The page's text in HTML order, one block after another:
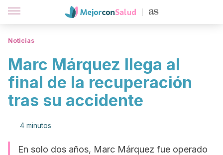
Noticias
Marc Márquez llega al
final de la recuperación
tras su accidente
4 minutos
En solo dos años, Marc Márquez fue operado